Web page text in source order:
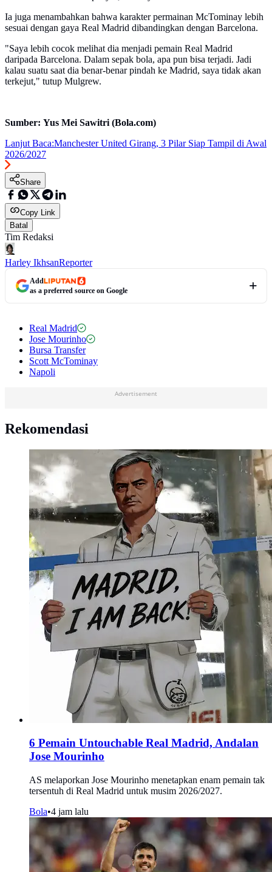
Ia juga menambahkan bahwa karakter permainan McTominay lebih
sesuai dengan gaya Real Madrid dibandingkan dengan Barcelona.
"Saya lebih cocok melihat dia menjadi pemain Real Madrid
daripada Barcelona. Dalam sepak bola, apa pun bisa terjadi. Jadi
kalau suatu saat dia benar-benar pindah ke Madrid, saya tidak akan
terkejut," tutup Mulgrew.
Sumber: Yus Mei Sawitri (Bola.com)
Lanjut Baca:Manchester United Girang, 3 Pilar Siap Tampil di Awal
2026/2027
Share
Copy Link
Batal
Tim Redaksi
Harley IkhsanReporter
Add
as a preferred source on Google
Real Madrid
Jose Mourinho
Bursa Transfer
Scott McTominay
Napoli
Advertisement
Rekomendasi
6 Pemain Untouchable Real Madrid, Andalan
Jose Mourinho
AS melaporkan Jose Mourinho menetapkan enam pemain tak
tersentuh di Real Madrid untuk musim 2026/2027.
Bola•4 jam lalu